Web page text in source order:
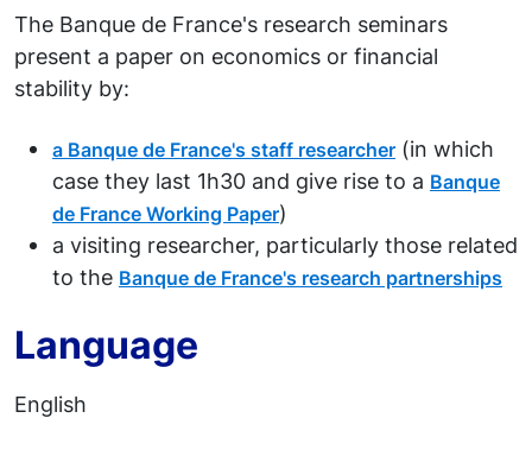
The Banque de France's research seminars
present a paper on economics or financial
stability by:
a Banque de France's staff researcher (in which
case they last 1h30 and give rise to a Banque
de France Working Paper)
a visiting researcher, particularly those related
to the Banque de France's research partnerships
Language
English